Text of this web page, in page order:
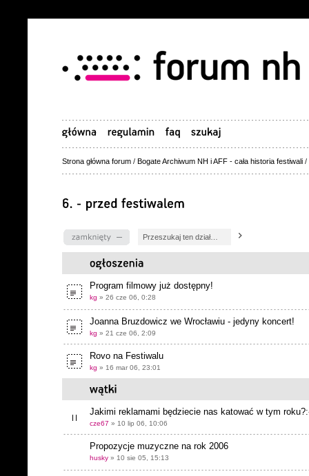
Strona główna forum / Bogate Archiwum NH i AFF - cała historia festiwali /
Dział zablokowany
Program filmowy już dostępny!
kg » 26 cze 06, 0:28
Joanna Bruzdowicz we Wrocławiu - jedyny koncert!
kg » 21 cze 06, 2:09
Rovo na Festiwalu
kg » 16 mar 06, 23:01
Jakimi reklamami będziecie nas katować w tym
cze67 » 10 lip 06, 10:06
Propozycje muzyczne na rok 2006
husky » 10 sie 05, 15:13